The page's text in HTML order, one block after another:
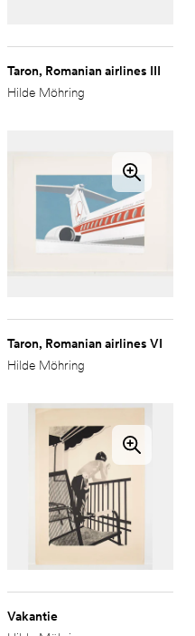
Taron, Romanian airlines III
Hilde Möhring
Taron, Romanian airlines VI
Hilde Möhring
Vakantie